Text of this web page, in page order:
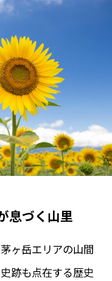
息づく山里
ヶ岳エリアの山間
跡も点在する歴史